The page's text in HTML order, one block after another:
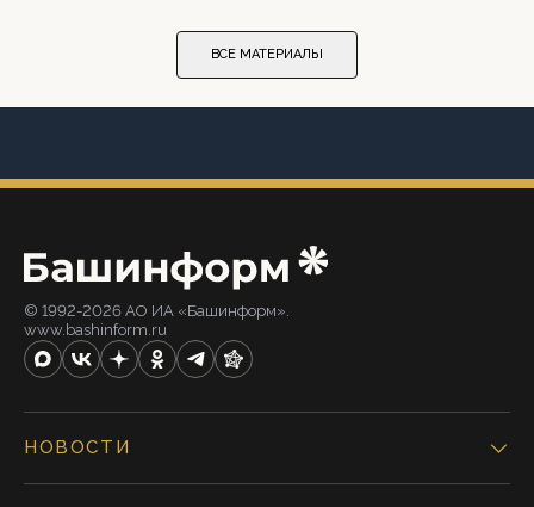
ВСЕ МАТЕРИАЛЫ
© 1992-2026 АО ИА «Башинформ».
www.bashinform.ru
НОВОСТИ